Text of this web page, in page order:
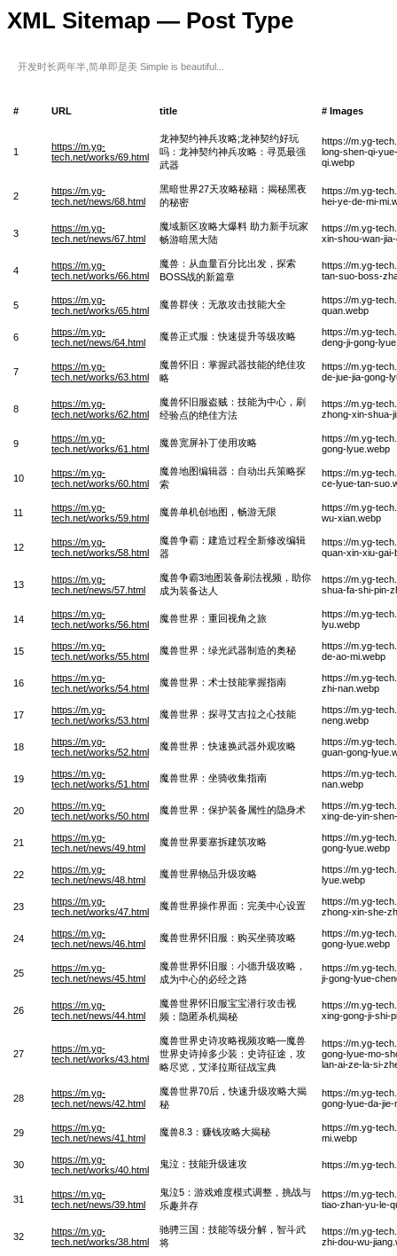
XML Sitemap — Post Type
开发时长两年半,简单即是美 Simple is beautiful...
# URL title # Images
1
https://m.yg-
tech.net/works/69.html
龙神契约神兵攻略;龙神契约好玩
吗：龙神契约神兵攻略：寻觅最强
武器
https://m.yg-
long-shen-qi-
qi.webp
2
https://m.yg-
tech.net/news/68.html
黑暗世界27天攻略秘籍：揭秘黑夜
的秘密
https://m.yg-
hei-ye-de-mi-
3
https://m.yg-
tech.net/news/67.html
魔域新区攻略大爆料 助力新手玩家
畅游暗黑大陆
https://m.yg-
xin-shou-wan-
4
https://m.yg-
tech.net/works/66.html
魔兽：从血量百分比出发，探索
BOSS战的新篇章
https://m.yg-
tan-suo-boss-
5
https://m.yg-
tech.net/works/65.html
魔兽群侠：无敌攻击技能大全
https://m.yg-
quan.webp
6
https://m.yg-
tech.net/news/64.html
魔兽正式服：快速提升等级攻略
https://m.yg-
deng-ji-gong-
7
https://m.yg-
tech.net/works/63.html
魔兽怀旧：掌握武器技能的绝佳攻
略
https://m.yg-
de-jue-jia-gong-
8
https://m.yg-
tech.net/works/62.html
魔兽怀旧服盗贼：技能为中心，刷
经验点的绝佳方法
https://m.yg-
zhong-xin-shua-
9
https://m.yg-
tech.net/works/61.html
魔兽宽屏补丁使用攻略
https://m.yg-
gong-lyue.webp
10
https://m.yg-
tech.net/works/60.html
魔兽地图编辑器：自动出兵策略探
索
https://m.yg-
ce-lyue-tan-
11
https://m.yg-
tech.net/works/59.html
魔兽单机创地图，畅游无限
https://m.yg-
wu-xian.webp
12
https://m.yg-
tech.net/works/58.html
魔兽争霸：建造过程全新修改编辑
器
https://m.yg-
quan-xin-xiu-gai-
13
https://m.yg-
tech.net/news/57.html
魔兽争霸3地图装备刷法视频，助你
成为装备达人
https://m.yg-
shua-fa-shi-pin-
14
https://m.yg-
tech.net/works/56.html
魔兽世界：重回视角之旅
https://m.yg-
lyu.webp
15
https://m.yg-
tech.net/works/55.html
魔兽世界：绿光武器制造的奥秘
https://m.yg-
de-ao-mi.webp
16
https://m.yg-
tech.net/works/54.html
魔兽世界：术士技能掌握指南
https://m.yg-
zhi-nan.webp
17
https://m.yg-
tech.net/works/53.html
魔兽世界：探寻艾吉拉之心技能
https://m.yg-
neng.webp
18
https://m.yg-
tech.net/works/52.html
魔兽世界：快速换武器外观攻略
https://m.yg-
guan-gong-
19
https://m.yg-
tech.net/works/51.html
魔兽世界：坐骑收集指南
https://m.yg-
nan.webp
20
https://m.yg-
tech.net/works/50.html
魔兽世界：保护装备属性的隐身术
https://m.yg-
xing-de-yin-
21
https://m.yg-
tech.net/news/49.html
魔兽世界要塞拆建筑攻略
https://m.yg-
gong-lyue.webp
22
https://m.yg-
tech.net/news/48.html
魔兽世界物品升级攻略
https://m.yg-
lyue.webp
23
https://m.yg-
tech.net/works/47.html
魔兽世界操作界面：完美中心设置
https://m.yg-
zhong-xin-she-
24
https://m.yg-
tech.net/news/46.html
魔兽世界怀旧服：购买坐骑攻略
https://m.yg-
gong-lyue.webp
25
https://m.yg-
tech.net/news/45.html
魔兽世界怀旧服：小德升级攻略，
成为中心的必经之路
https://m.yg-
ji-gong-lyue-
26
https://m.yg-
tech.net/news/44.html
魔兽世界怀旧服宝宝潜行攻击视
频：隐匿杀机揭秘
https://m.yg-
xing-gong-ji-shi-
27
https://m.yg-
tech.net/works/43.html
魔兽世界史诗攻略视频攻略—魔兽
世界史诗掉多少装：史诗征途，攻
略尽览，艾泽拉斯征战宝典
https://m.yg-
gong-lyue-mo-
lan-ai-ze-la-si-
28
https://m.yg-
tech.net/news/42.html
魔兽世界70后，快速升级攻略大揭
秘
https://m.yg-
gong-lyue-da-jie-
29
https://m.yg-
tech.net/news/41.html
魔兽8.3：赚钱攻略大揭秘
https://m.yg-
mi.webp
30
https://m.yg-
tech.net/works/40.html
鬼泣：技能升级速攻 https://m.yg-
31
https://m.yg-
tech.net/news/39.html
鬼泣5：游戏难度模式调整，挑战与
乐趣并存
https://m.yg-
tiao-zhan-yu-le-
32
https://m.yg-
tech.net/works/38.html
驰骋三国：技能等级分解，智斗武
将
https://m.yg-
zhi-dou-wu-